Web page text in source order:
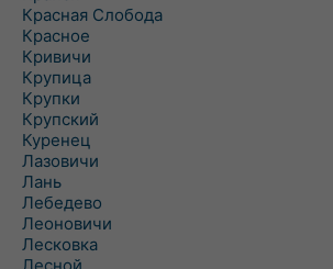
Красная Слобода
Красное
Кривичи
Крупица
Крупки
Крупский
Куренец
Лазовичи
Лань
Лебедево
Леоновичи
Лесковка